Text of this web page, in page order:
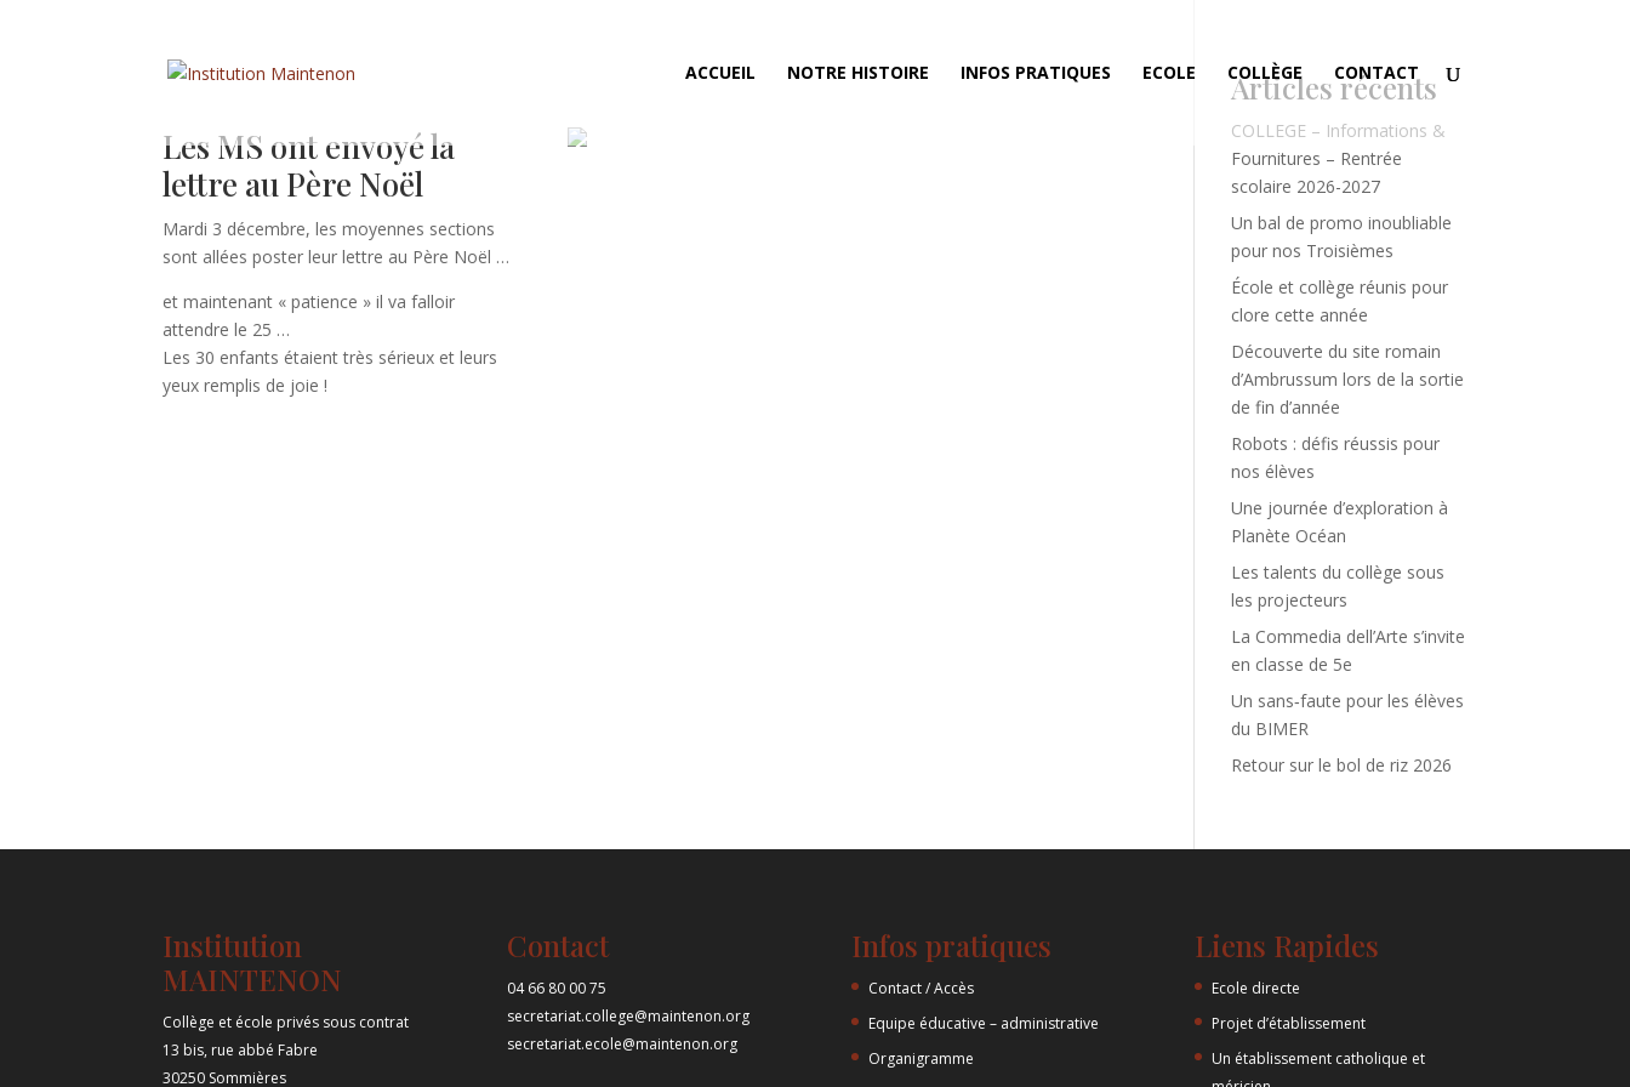
ACCUEIL NOTRE HISTOIRE INFOS PRATIQUES ECOLE COLLÈGE CONTACT
Les MS ont envoyé la
lettre au Père Noël
Mardi 3 décembre, les moyennes sections
sont allées poster leur lettre au Père Noël …
et maintenant « patience » il va falloir
attendre le 25 …
Les 30 enfants étaient très sérieux et leurs
yeux remplis de joie !
Articles récents
COLLEGE – Informations &
Fournitures – Rentrée
scolaire 2026-2027
Un bal de promo inoubliable
pour nos Troisièmes
École et collège réunis pour
clore cette année
Découverte du site romain
d’Ambrussum lors de la sortie
de fin d’année
Robots : défis réussis pour
nos élèves
Une journée d’exploration à
Planète Océan
Les talents du collège sous
les projecteurs
La Commedia dell’Arte s’invite
en classe de 5e
Un sans‑faute pour les élèves
du BIMER
Retour sur le bol de riz 2026
Institution
MAINTENON
Collège et école privés sous contrat
13 bis, rue abbé Fabre
30250 Sommières
Contact
04 66 80 00 75
secretariat.college@maintenon.org
secretariat.ecole@maintenon.org
Infos pratiques
Contact / Accès
Equipe éducative – administrative
Organigramme
Liens Rapides
Ecole directe
Projet d’établissement
Un établissement catholique et